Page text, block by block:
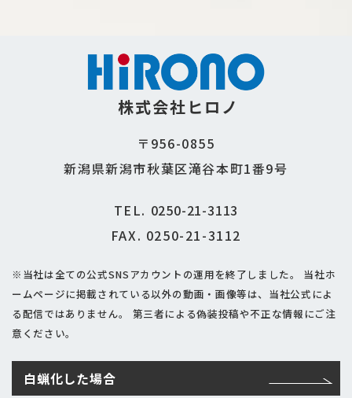
株式会社ヒロノ
〒956-0855
新潟県新潟市秋葉区滝谷本町1番9号
TEL. 0250-21-3113
FAX. 0250-21-3112
※当社は全ての公式SNSアカウントの運用を終了しました。
当社ホ
ームページに掲載されている以外の動画・画像等は、当社公式によ
る配信ではありません。
第三者による偽装投稿や不正な情報にご注
意ください。
白蝋化した場合